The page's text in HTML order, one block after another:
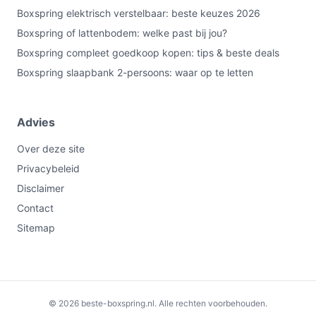
€549,00
Boxspring elektrisch verstelbaar: beste keuzes 2026
Boxspring of lattenbodem: welke past bij jou?
Boxspring compleet goedkoop kopen: tips & beste deals
Boxspring slaapbank 2-persoons: waar op te letten
Advies
Over deze site
Privacybeleid
Disclaimer
Contact
Sitemap
© 2026 beste-boxspring.nl. Alle rechten voorbehouden.